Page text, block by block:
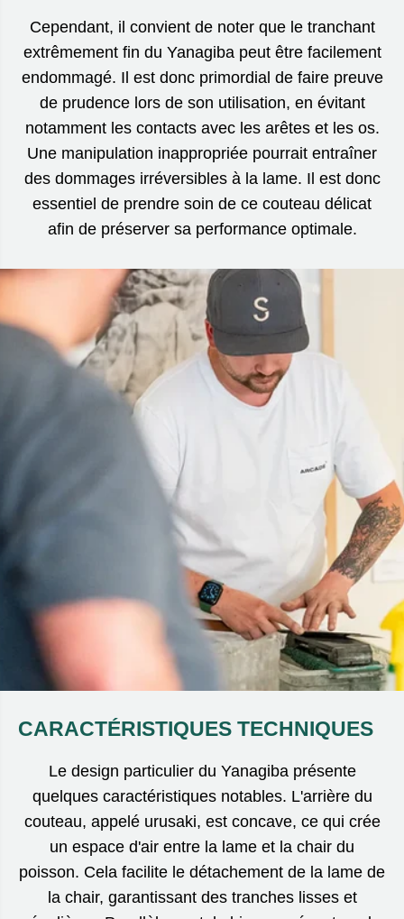
Cependant, il convient de noter que le tranchant
extrêmement fin du Yanagiba peut être facilement
endommagé. Il est donc primordial de faire preuve
de prudence lors de son utilisation, en évitant
notamment les contacts avec les arêtes et les os.
Une manipulation inappropriée pourrait entraîner
des dommages irréversibles à la lame. Il est donc
essentiel de prendre soin de ce couteau délicat
afin de préserver sa performance optimale.
CARACTÉRISTIQUES TECHNIQUES
Le design particulier du Yanagiba présente
quelques caractéristiques notables. L'arrière du
couteau, appelé urusaki, est concave, ce qui crée
un espace d'air entre la lame et la chair du
poisson. Cela facilite le détachement de la lame de
la chair, garantissant des tranches lisses et